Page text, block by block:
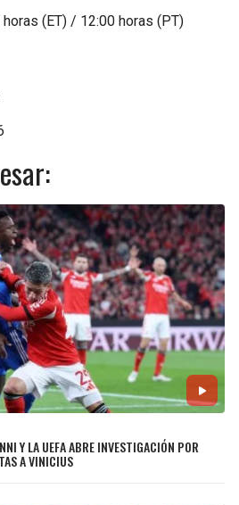
horas (ET) / 12:00 horas (PT)
Y LA UEFA ABRE INVESTIGACIÓN POR
A VINICIUS